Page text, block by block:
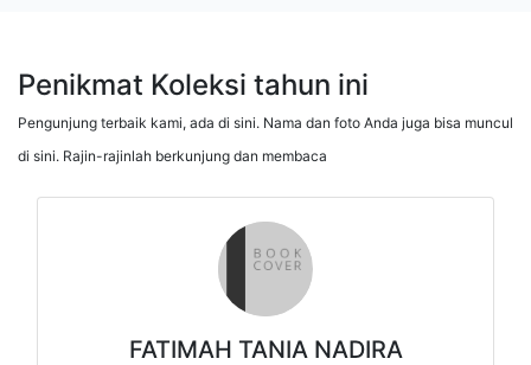
Penikmat Koleksi tahun ini
Pengunjung terbaik kami, ada di sini. Nama dan foto Anda juga bisa muncul
di sini. Rajin-rajinlah berkunjung dan membaca
FATIMAH TANIA NADIRA